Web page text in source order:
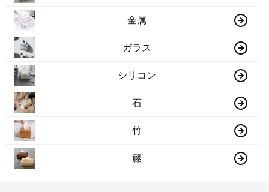
金属
ガラス
シリコン
石
竹
籐